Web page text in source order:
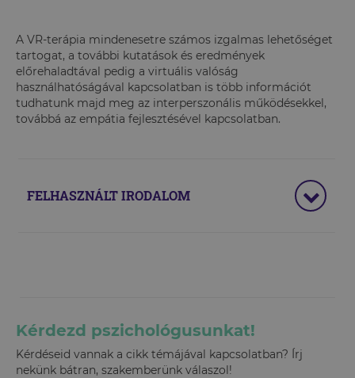
A VR-terápia mindenesetre számos izgalmas lehetőséget
tartogat, a további kutatások és eredmények
előrehaladtával pedig a virtuális valóság
használhatóságával kapcsolatban is több információt
tudhatunk majd meg az interperszonális működésekkel,
továbbá az empátia fejlesztésével kapcsolatban.
FELHASZNÁLT IRODALOM
Kérdezd pszichológusunkat!
Kérdéseid vannak a cikk témájával kapcsolatban? Írj
nekünk bátran, szakemberünk válaszol!